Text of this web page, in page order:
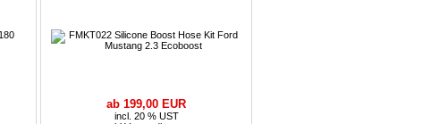
ab 199,00 EUR
incl. 20 % UST